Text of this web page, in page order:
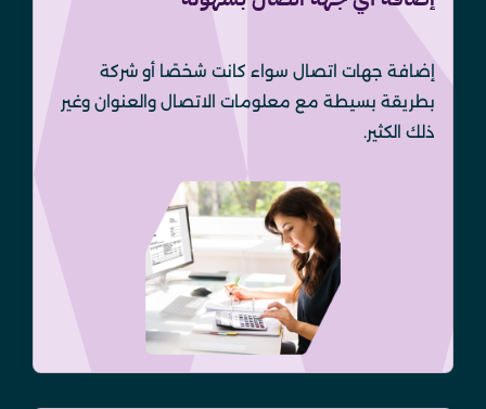
إضافة جهات اتصال سواء كانت شخصًا أو شركة
بطريقة بسيطة مع معلومات الاتصال والعنوان وغير
ذلك الكثير.